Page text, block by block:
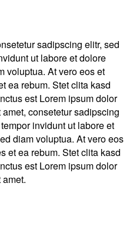
sadipscing elitr, sed
ut labore et dolore
voluptua. At vero eos et
ea rebum. Stet clita kasd
est Lorem ipsum dolor
consetetur sadipscing
invidunt ut labore et
diam voluptua. At vero eos
et ea rebum. Stet clita kasd
est Lorem ipsum dolor